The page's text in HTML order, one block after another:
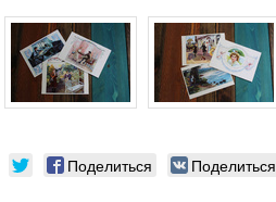
Поделиться Поделиться